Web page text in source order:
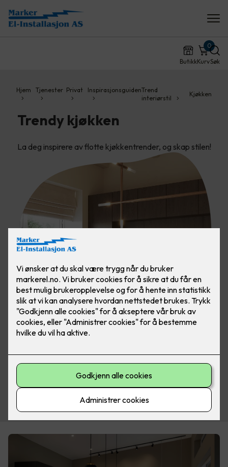
ButikkKurv
0
Søk
Hjem Tjenester Privat InspirasjonsguidenTrend
interiørstil
Kjøkken
Trendy kjøkken
La deg inspirere av flotte kjøkkentrender, og skap stilen!